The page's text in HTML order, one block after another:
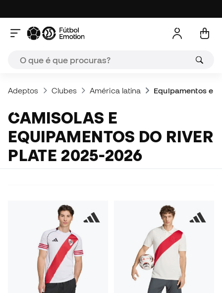
Adeptos Clubes América latina Equipamentos e
CAMISOLAS E
EQUIPAMENTOS DO RIVER
PLATE 2025-2026